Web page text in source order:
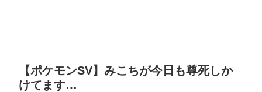
【ポケモンSV】みこちが今日も尊死しか
けてます…